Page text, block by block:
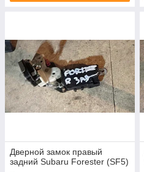
Дверной замок правый
задний Subaru Forester (SF5)